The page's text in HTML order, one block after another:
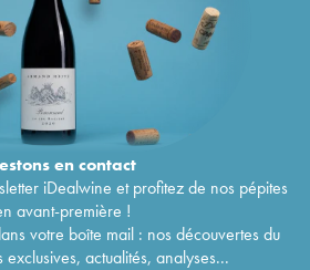
encontact
iDealwine et profitez de nos pépites
avant-première !
votre boîte mail : nos découvertes du
exclusives, actualités, analyses...